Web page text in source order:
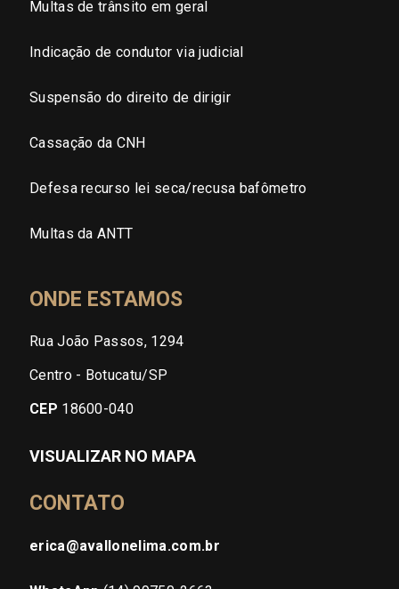
Multas de trânsito em geral
Indicação de condutor via judicial
Suspensão do direito de dirigir
Cassação da CNH
Defesa recurso lei seca/recusa bafômetro
Multas da ANTT
ONDE ESTAMOS
Rua João Passos, 1294
Centro - Botucatu/SP
CEP 18600-040
VISUALIZAR NO MAPA
CONTATO
erica@avallonelima.com.br